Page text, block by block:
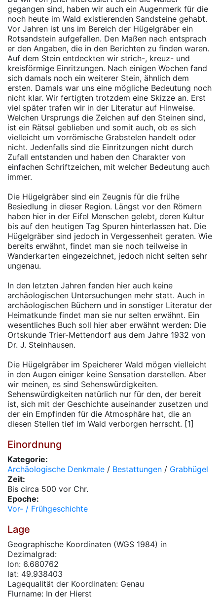
gegangen sind, haben wir auch ein Augenmerk für die
noch heute im Wald existierenden Sandsteine gehabt.
Vor Jahren ist uns im Bereich der Hügelgräber ein
Rotsandstein aufgefallen. Den Maßen nach entsprach
er den Angaben, die in den Berichten zu finden waren.
Auf dem Stein entdeckten wir strich-, kreuz- und
kreisförmige Einritzungen. Nach einigen Wochen fand
sich damals noch ein weiterer Stein, ähnlich dem
ersten. Damals war uns eine mögliche Bedeutung noch
nicht klar. Wir fertigten trotzdem eine Skizze an. Erst
viel später trafen wir in der Literatur auf Hinweise.
Welchen Ursprungs die Zeichen auf den Steinen sind,
ist ein Rätsel geblieben und somit auch, ob es sich
vielleicht um vorrömische Grabstelen handelt oder
nicht. Jedenfalls sind die Einritzungen nicht durch
Zufall entstanden und haben den Charakter von
einfachen Schriftzeichen, mit welcher Bedeutung auch
immer.
Die Hügelgräber sind ein Zeugnis für die frühe
Besiedlung in dieser Region. Längst vor den Römern
haben hier in der Eifel Menschen gelebt, deren Kultur
bis auf den heutigen Tag Spuren hinterlassen hat. Die
Hügelgräber sind jedoch in Vergessenheit geraten. Wie
bereits erwähnt, findet man sie noch teilweise in
Wanderkarten eingezeichnet, jedoch nicht selten sehr
ungenau.
In den letzten Jahren fanden hier auch keine
archäologischen Untersuchungen mehr statt. Auch in
archäologischen Büchern und in sonstiger Literatur der
Heimatkunde findet man sie nur selten erwähnt. Ein
wesentliches Buch soll hier aber erwähnt werden: Die
Ortskunde Trier-Mettendorf aus dem Jahre 1932 von
Dr. J. Steinhausen.
Die Hügelgräber im Speicherer Wald mögen vielleicht
in den Augen einiger keine Sensation darstellen. Aber
wir meinen, es sind Sehenswürdigkeiten.
Sehenswürdigkeiten natürlich nur für den, der bereit
ist, sich mit der Geschichte auseinander zusetzen und
der ein Empfinden für die Atmosphäre hat, die an
diesen Stellen tief im Wald verborgen herrscht. [1]
Einordnung
Kategorie:
Archäologische Denkmale / Bestattungen / Grabhügel
Zeit:
Bis circa 500 vor Chr.
Epoche:
Vor- / Frühgeschichte
Lage
Geographische Koordinaten (WGS 1984) in
Dezimalgrad:
lon: 6.680762
lat: 49.938403
Lagequalität der Koordinaten: Genau
Flurname: In der Hierst